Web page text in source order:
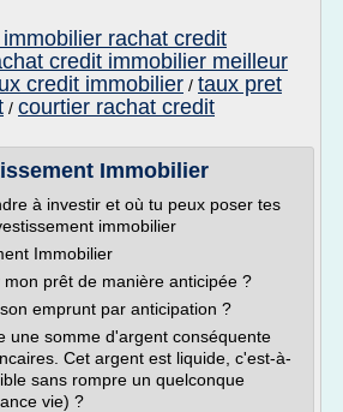
rachat credit
credit immobilier meilleur
credit immobilier / taux pret
/ courtier rachat credit
Immobilier
à investir et où tu peux poser tes
immobilier
Immobilier
prêt de manière anticipée ?
emprunt par anticipation ?
une somme d'argent conséquente
Cet argent est liquide, c'est-à-
sans rompre un quelconque
vie) ?